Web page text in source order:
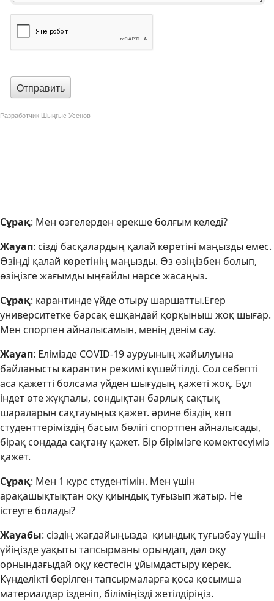
Сұрақ: Мен өзгелерден ерекше болғым келеді?
Жауап: сізді басқалардың қалай көретіні маңызды емес.
Өзіңді қалай көретінің маңызды. Өз өзіңізбен болып,
өзіңізге жағымды ыңғайлы нәрсе жасаңыз.
Сұрақ: карантинде үйде отыру шаршатты.Егер
университетке барсақ ешқандай қорқыныш жоқ шығар.
Мен спорпен айналысамын, менің денім сау.
Жауап: Елімізде COVID-19 ауруының жайылуына
байланысты карантин режимі күшейтілді. Сол себепті
аса қажетті болсама үйден шығудың қажеті жоқ. Бұл
індет өте жұқпалы, сондықтан барлық сақтық
шараларын сақтауыңыз қажет. әрине біздің көп
студенттеріміздің басым бөлігі спортпен айналысады,
бірақ сондада сақтану қажет. Бір бірімізге көмектесуіміз
қажет.
Сұрақ: Мен 1 курс студентімін. Мен үшін
арақашықтықтан оқу қиындық туғызып жатыр. Не
істеуге болады?
Жауабы: сіздің жағдайыңызда қиындық туғызбау үшін
үйіңізде уақыты тапсырманы орындап, дәл оқу
орнындағыдай оқу кестесін ұйымдастыру керек.
Күнделікті берілген тапсырмаларға қоса қосымша
материалдар ізденіп, біліміңізді жетілдіріңіз.